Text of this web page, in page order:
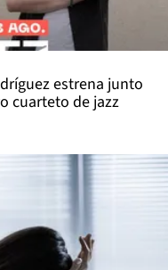
estrena junto
cuarteto de jazz